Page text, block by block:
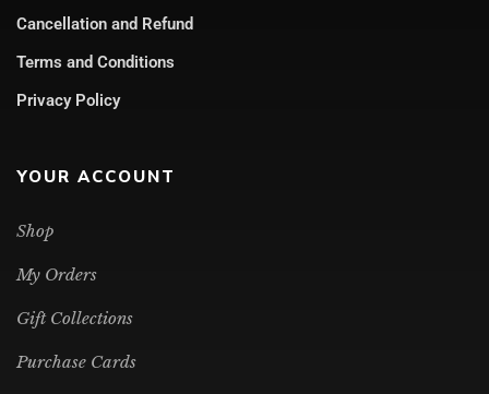
Cancellation and Refund
Terms and Conditions
Privacy Policy
YOUR ACCOUNT
Shop
My Orders
Gift Collections
Purchase Cards